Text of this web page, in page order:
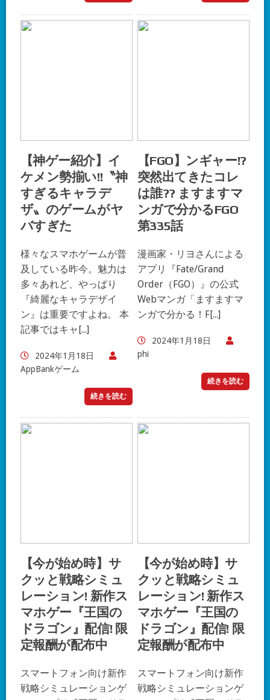
【神ゲー紹介】イ
ケメン勢揃い!!〝神
すぎるキャラデ
ザ〟のゲームがヤ
バすぎた
様々なスマホゲームが普
及している昨今。魅力は
多々あれど、やっぱり
『綺麗なキャラデザイ
ン』は重要ですよね。 本
記事ではキャ[...]
2024年1月18日
AppBankゲーム
続きを読む
【FGO】ンギャー!?
突然出てきたコレ
は誰?? ますますマ
ンガで分かるFGO
第335話
漫画家・リヨさんによる
アプリ『Fate/Grand
Order（FGO）』の公式
Webマンガ「ますますマ
ンガで分かる！F[...]
2024年1月18日
phi
続きを読む
【今が始め時】サ
クッと戦略シミュ
レーション! 新作ス
マホゲー『王国の
ドラゴン』配信! 限
定報酬が配布中
スマートフォン向け新作
戦略シミュレーションゲ
【今が始め時】サ
クッと戦略シミュ
レーション! 新作ス
マホゲー『王国の
ドラゴン』配信! 限
定報酬が配布中
スマートフォン向け新作
戦略シミュレーションゲ